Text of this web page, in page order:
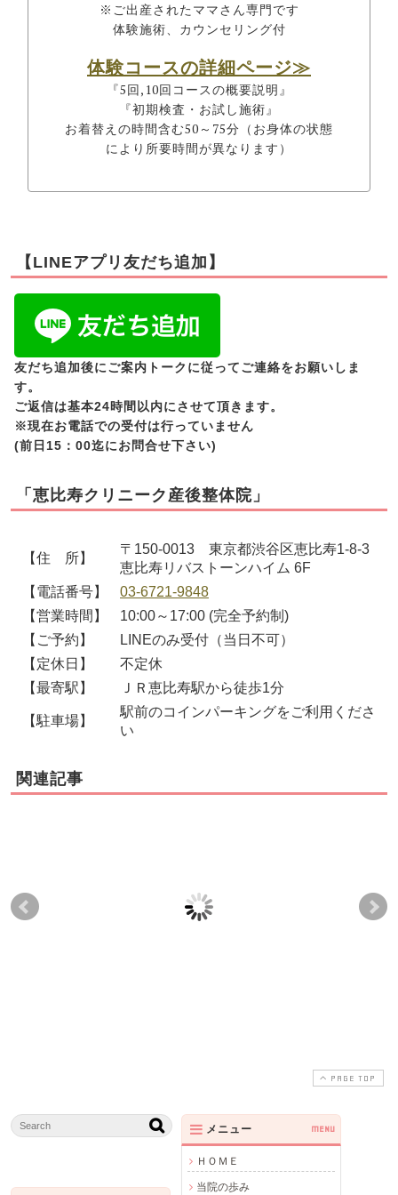
※ご出産されたママさん専門です
体験施術、カウンセリング付
体験コースの詳細ページ≫
『5回,10回コースの概要説明』
『初期検査・お試し施術』
お着替えの時間含む50～75分（お身体の状態
により所要時間が異なります）
【LINEアプリ友だち追加】
友だち追加後にご案内トークに従ってご連絡をお願いしま
す。
ご返信は基本24時間以内にさせて頂きます。
※現在お電話での受付は行っていません
(前日15：00迄にお問合せ下さい)
「恵比寿クリニーク産後整体院」
【住 所】
〒150-0013 東京都渋谷区恵比寿1-8-3
恵比寿リバストーンハイム 6F
【電話番号】
03-6721-9848
【営業時間】
10:00～17:00 (完全予約制)
【ご予約】
LINEのみ受付（当日不可）
【定休日】
不定休
【最寄駅】
ＪＲ恵比寿駅から徒歩1分
【駐車場】
駅前のコインパーキングをご利用くださ
い
関連記事
PAGE TOP
メニュー MENU
ＨＯＭＥ
当院の歩み